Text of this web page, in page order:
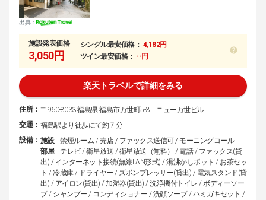
出典：
施設発表価格
3,050円
シングル最安価格： 4,182円
ツイン最安価格： --円
楽天トラベルで詳細をみる
住所： 〒960-8033 福島県 福島市万世町5-3 ニュー万世ビル
交通： 福島駅より徒歩にて約７分
設備： 施設
禁煙ルーム / 売店 / ファックス送信可 / モーニングコール
部屋
テレビ / 衛星放送 / 衛星放送（無料） / 電話 / ファックス(貸
出) / インターネット接続(無線LAN形式) / 湯沸かしポット / お茶セッ
ト / 冷蔵庫 / ドライヤー / ズボンプレッサー(貸出) / 電気スタンド(貸
出) / アイロン(貸出) / 加湿器(貸出) / 洗浄機付トイレ / ボディーソー
プ / シャンプー / コンディショナー / 洗顔ソープ / ハミガキセット /